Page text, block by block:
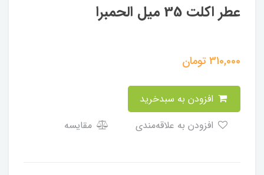
عطر اکلت 35 میل الحمبرا
310,000تومان
مقایسه